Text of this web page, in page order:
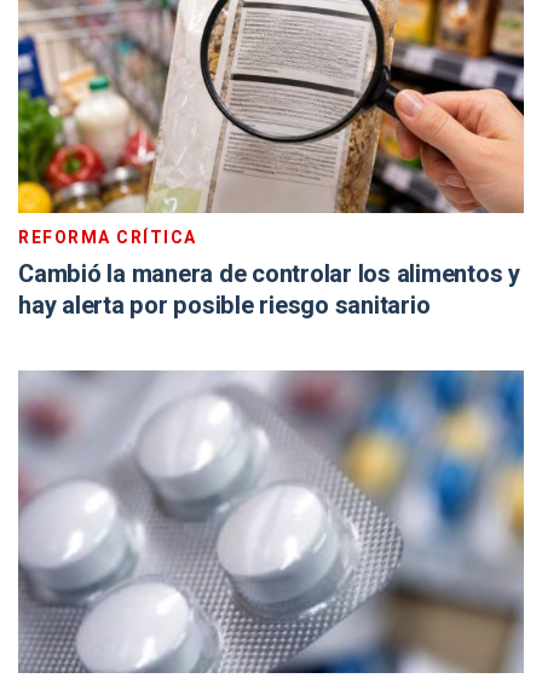
REFORMA CRÍTICA
Cambió la manera de controlar los alimentos y
hay alerta por posible riesgo sanitario